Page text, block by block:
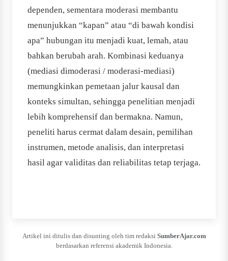
dependen, sementara moderasi membantu
menunjukkan “kapan” atau “di bawah kondisi
apa” hubungan itu menjadi kuat, lemah, atau
bahkan berubah arah. Kombinasi keduanya
(mediasi dimoderasi / moderasi-mediasi)
memungkinkan pemetaan jalur kausal dan
konteks simultan, sehingga penelitian menjadi
lebih komprehensif dan bermakna. Namun,
peneliti harus cermat dalam desain, pemilihan
instrumen, metode analisis, dan interpretasi
hasil agar validitas dan reliabilitas tetap terjaga.
Artikel ini ditulis dan disunting oleh tim redaksi SumberAjar.com
berdasarkan referensi akademik Indonesia.